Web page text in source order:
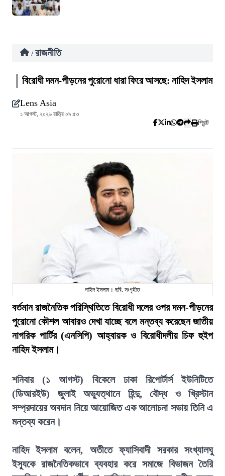
/ রাজনীতি
বিরোধী দমন-পীড়নের পুরোনো ধারা ফিরে আসছে: নাহিদ ইসলাম
Lens Asia
১ আগস্ট, ২০২৬ রাত্রি ০৯:৫৩
প্রিন্ট
নাহিদ ইসলাম। ছবি: সংগৃহীত
বর্তমান রাজনৈতিক পরিস্থিতিতে বিরোধী দলের ওপর দমন-পীড়নের
পুরোনো কৌশল আবারও দেখা যাচ্ছে বলে মন্তব্য করেছেন জাতীয়
নাগরিক পার্টির (এনসিপি) আহ্বায়ক ও বিরোধীদলীয় চিফ হুইপ
নাহিদ ইসলাম।
শনিবার (১ আগস্ট) বিকেলে ঢাকা রিপোর্টার্স ইউনিটিতে
(ডিআরইউ) জুলাই অভ্যুত্থানে হিন্দু, বৌদ্ধ ও খ্রিস্টান
সম্প্রদায়ের অবদান নিয়ে আয়োজিত এক আলোচনা সভায় তিনি এ
মন্তব্য করেন।
নাহিদ ইসলাম বলেন, অতীতে ফ্যাসিবাদী সরকার সংখ্যালঘু
ইস্যুকে রাজনৈতিকভাবে ব্যবহার করে সমাজে বিভাজন তৈরি